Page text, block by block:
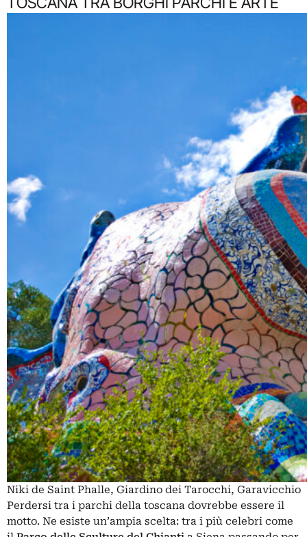
Niki de Saint Phalle, Giardino dei Tarocchi, Garavicchio
Perdersi tra i parchi della toscana dovrebbe essere il
motto. Ne esiste un’ampia scelta: tra i più celebri come